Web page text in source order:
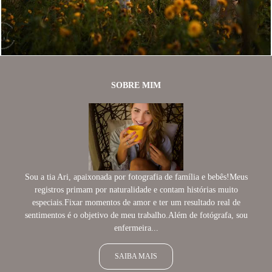
1281 1
SOBRE MIM
Sou a tia Ari, apaixonada por fotografia de família e bebês!Meus
registros primam por naturalidade e contam histórias muito
especiais.Fixar momentos de amor e ter um resultado real de
sentimentos é o objetivo de meu trabalho.Além de fotógrafa, sou
enfermeira...
SAIBA MAIS